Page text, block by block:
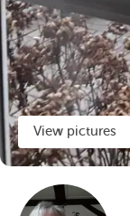
View pictures